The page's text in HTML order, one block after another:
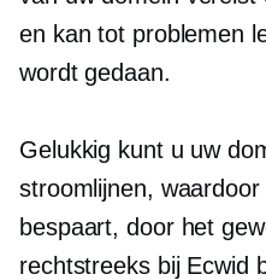
en kan tot problemen
wordt gedaan.
Gelukkig kunt u uw
stroomlijnen,
bespaart, door het
rechtstreeks bij Ecwid